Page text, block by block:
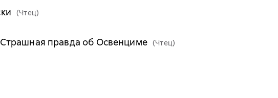
(Чтец)
правда об Освенциме (Чтец)